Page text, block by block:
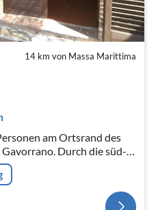
14 km von Massa Marittima
am Ortsrand des
Durch die süd-
Tal, bis zum Meer und